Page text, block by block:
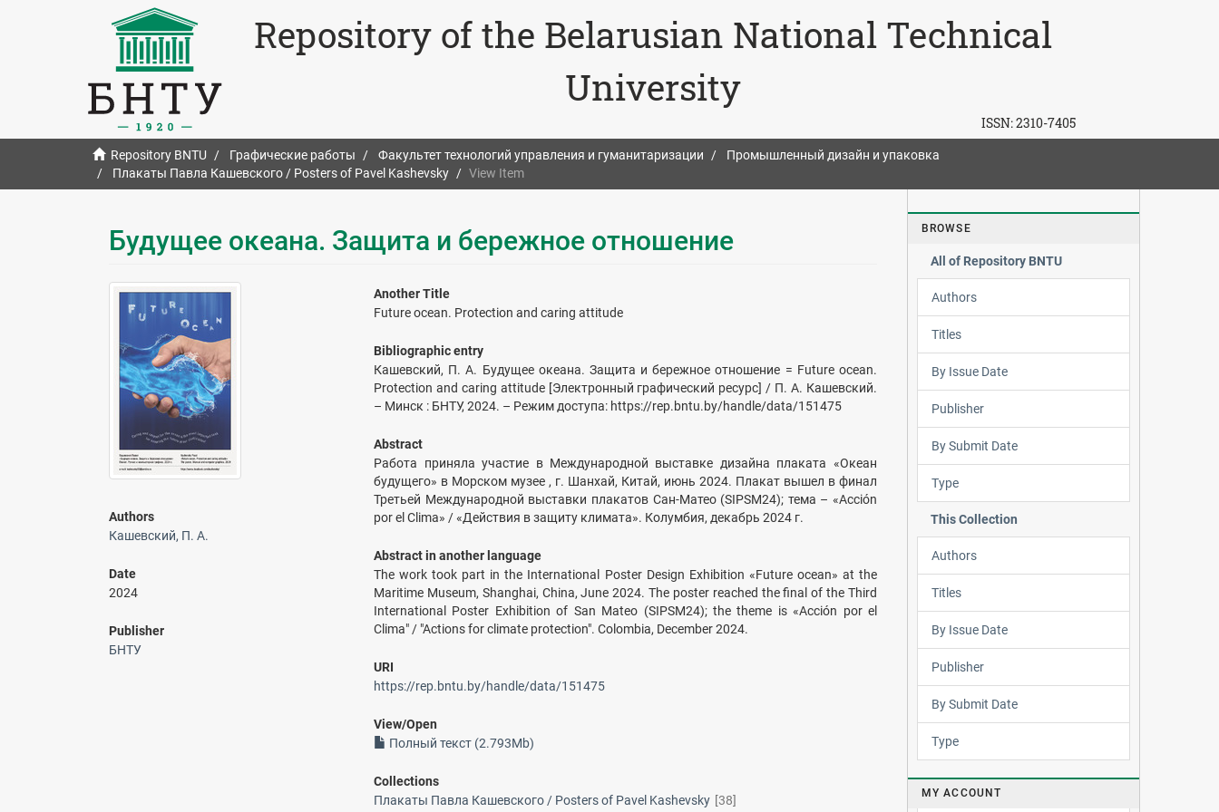
Repository of the Belarusian National Technical
University
ISSN:2310-7405
Repository BNTU Графические работы Факультет технологий управления и гуманитаризации
Промышленный дизайн и упаковка
Плакаты Павла Кашевского / Posters of Pavel Kashevsky
View Item
Будущее океана. Защита и бережное отношение
Authors
Кашевский, П. А.
Date
2024
Publisher
БНТУ
Another Title
Future ocean. Protection and caring attitude
Bibliographic entry
Кашевский, П. А. Будущее океана. Защита и бережное отношение = Future ocean.
Protection and caring attitude [Электронный графический ресурс] / П. А. Кашевский.
– Минск : БНТУ, 2024. – Режим доступа: https://rep.bntu.by/handle/data/151475
Abstract
Работа приняла участие в Международной выставке дизайна плаката «Океан
будущего» в Морском музее , г. Шанхай, Китай, июнь 2024. Плакат вышел в финал
Третьей Международной выставки плакатов Сан-Матео (SIPSM24); тема – «Acción
por el Clima» / «Действия в защиту климата». Колумбия, декабрь 2024 г.
Abstract in another language
The work took part in the International Poster Design Exhibition «Future ocean» at the
Maritime Museum, Shanghai, China, June 2024. The poster reached the final of the Third
International Poster Exhibition of San Mateo (SIPSM24); the theme is «Acción por el
Clima" / "Actions for climate protection". Colombia, December 2024.
URI
https://rep.bntu.by/handle/data/151475
View/Open
Полный текст (2.793Mb)
Collections
Плакаты Павла Кашевского / Posters of Pavel Kashevsky [38]
BROWSE
All of Repository BNTU
Authors
Titles
By Issue Date
Publisher
By Submit Date
Type
This Collection
Authors
Titles
By Issue Date
Publisher
By Submit Date
Type
MY ACCOUNT